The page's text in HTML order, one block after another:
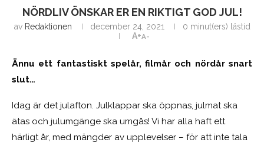
NÖRDLIV ÖNSKAR ER EN RIKTIGT GOD JUL!
av Redaktionen december 24, 2021
0 minut(ers) lästid
A+A-
Ännu ett fantastiskt spelår, filmår och nördår snart
slut…
Idag är det julafton. Julklappar ska öppnas, julmat ska
ätas och julumgänge ska umgås! Vi har alla haft ett
härligt år, med mängder av upplevelser – för att inte tala